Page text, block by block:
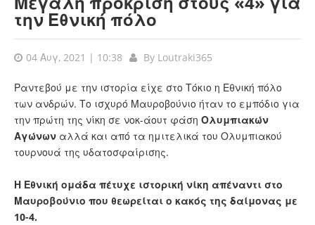
την Εθνική πόλο
04 Αυγ, 2021 | 10:38 By Loutraki365
Ραντεβού με την ιστορία είχε στο Τόκιο η Εθνική πόλο
των ανδρών. Το ισχυρό Μαυροβούνιο ήταν το εμπόδιο για
την πρώτη της νίκη σε νοκ-άουτ φάση Ολυμπιακών
Αγώνων αλλά και από τα ημιτελικά του Ολυμπιακού
τουρνουά της υδατοσφαίρισης.
Η Εθνική ομάδα πέτυχε ιστορική νίκη απέναντι στο
Μαυροβούνιο που θεωρείται ο κακός της δαίμονας με
10-4.